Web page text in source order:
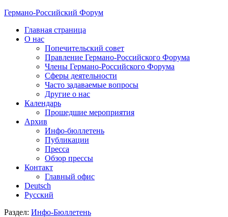
Германо-Российский Форум
Главная страница
О нас
Попечительский совет
Правление Германо-Российского Форума
Члены Германо-Российского Форума
Сферы деятельности
Часто задаваемые вопросы
Другие о нас
Календарь
Прошедшие мероприятия
Архив
Инфо-бюллетень
Публикации
Пресса
Обзор прессы
Контакт
Главный офис
Deutsch
Русский
Раздел: Инфо-Бюллетень